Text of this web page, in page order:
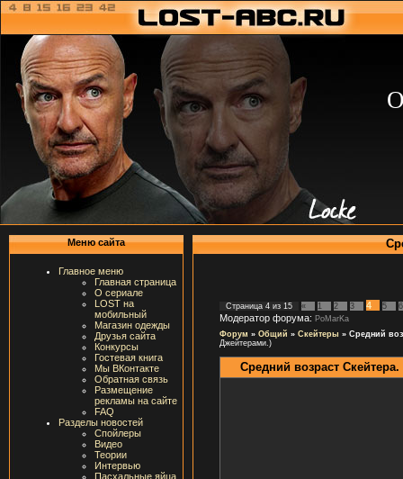
Меню сайта
Главное меню
Главная страница
О сериале
LOST на
мобильный
Магазин одежды
Друзья сайта
Конкурсы
Гостевая книга
Мы ВКонтакте
Обратная связь
Размещение
рекламы на сайте
FAQ
Разделы новостей
Спойлеры
Видео
Теории
Интервью
Пасхальные яйца
Страница 4 из 15 « 1 2 3 4 5 6
Модератор форума: PoMarKa
Форум » Общий » Скейтеры » Средний
Джейтерами.)
Средний возраст Скейтера.